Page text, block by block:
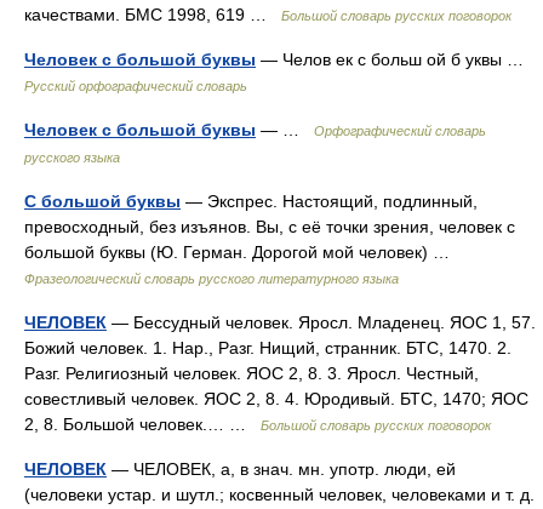
качествами. БМС 1998, 619 …
Большой словарь русских поговорок
Человек с большой буквы — Челов ек с больш ой б уквы …
Русский орфографический словарь
Человек с большой буквы — …
Орфографический словарь
русского языка
С большой буквы — Экспрес. Настоящий, подлинный,
превосходный, без изъянов. Вы, с её точки зрения, человек с
большой буквы (Ю. Герман. Дорогой мой человек) …
Фразеологический словарь русского литературного языка
ЧЕЛОВЕК — Бессудный человек. Яросл. Младенец. ЯОС 1, 57.
Божий человек. 1. Нар., Разг. Нищий, странник. БТС, 1470. 2.
Разг. Религиозный человек. ЯОС 2, 8. 3. Яросл. Честный,
совестливый человек. ЯОС 2, 8. 4. Юродивый. БТС, 1470; ЯОС
2, 8. Большой человек.… …
Большой словарь русских поговорок
ЧЕЛОВЕК — ЧЕЛОВЕК, а, в знач. мн. употр. люди, ей
(человеки устар. и шутл.; косвенный человек, человеками и т. д.